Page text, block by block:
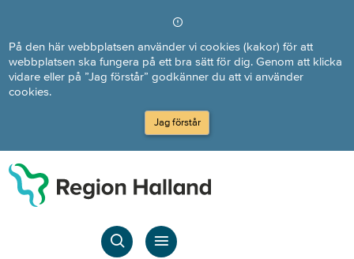
På den här webbplatsen använder vi cookies (kakor) för att
webbplatsen ska fungera på ett bra sätt för dig. Genom att klicka
vidare eller på ”Jag förstår” godkänner du att vi använder
cookies.
Jag förstår